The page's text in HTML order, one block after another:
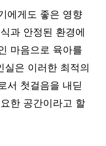
에게도 좋은 영향
과 안정된 환경에
마음으로 육아를
실은 이러한 최적의
서 첫걸음을 내딛
한 공간이라고 할